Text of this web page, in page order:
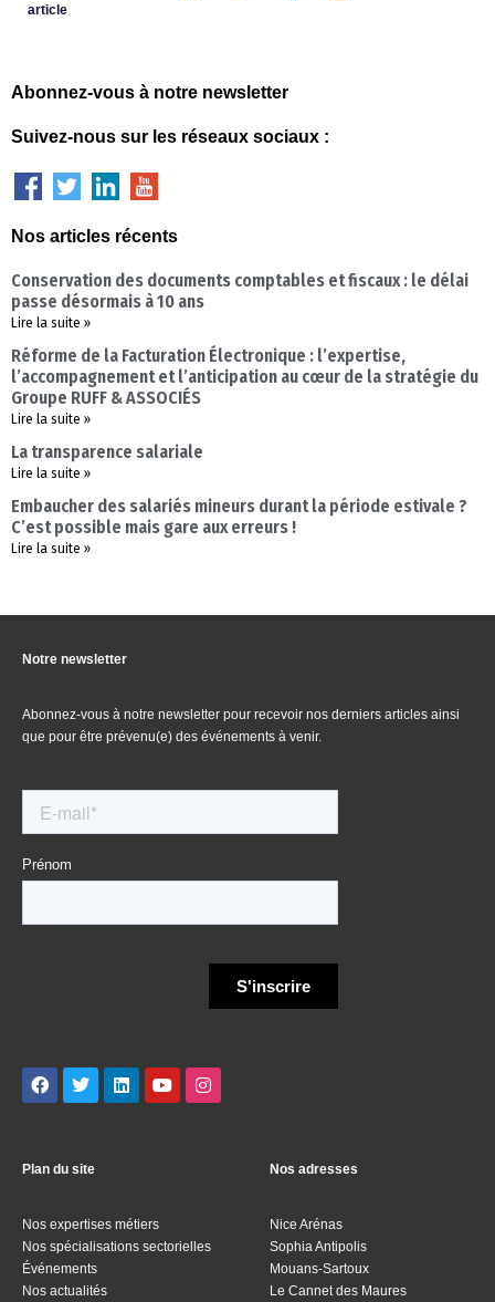
article
Abonnez-vous à notre newsletter
Suivez-nous sur les réseaux sociaux :
Nos articles récents
Conservation des documents comptables et fiscaux : le délai
passe désormais à 10 ans
Lire la suite »
Réforme de la Facturation Électronique : l’expertise,
l’accompagnement et l’anticipation au cœur de la stratégie du
Groupe RUFF & ASSOCIÉS
Lire la suite »
La transparence salariale
Lire la suite »
Embaucher des salariés mineurs durant la période estivale ?
C’est possible mais gare aux erreurs !
Lire la suite »
Notre newsletter
Abonnez-vous à notre newsletter pour recevoir nos derniers articles ainsi
que pour être prévenu(e) des événements à venir.
Plan du site
Nos expertises métiers
Nos spécialisations sectorielles
Événements
Nos actualités
Nos adresses
Nice Arénas
Sophia Antipolis
Mouans-Sartoux
Le Cannet des Maures